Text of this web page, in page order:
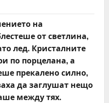
на
от светлина,
лед. Кристалните
по порцелана, а
прекалено силно,
да заглушат нещо
между тях.